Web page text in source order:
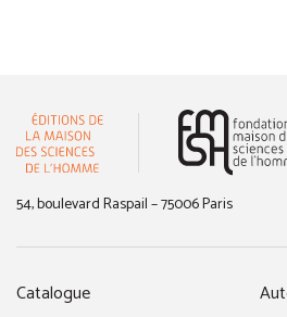
54, boulevard Raspail – 75006 Paris
Catalogue